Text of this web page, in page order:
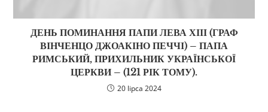
ДЕНЬ ПОМИНАННЯ ПАПИ ЛЕВА ХІІІ (ГРАФ
ВІНЧЕНЦО ДЖОАКІНО ПЕЧЧІ) – ПАПА
РИМСЬКИЙ, ПРИХИЛЬНИК УКРАЇНСЬКОЇ
ЦЕРКВИ – (121 РІК ТОМУ).
20 lipca 2024